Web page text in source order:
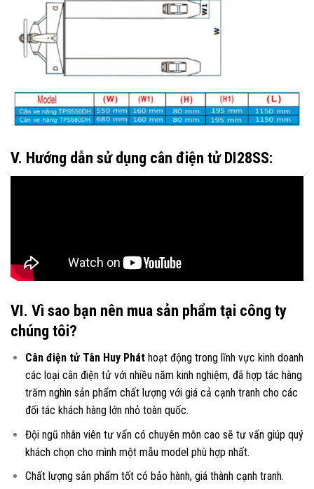
V. Hướng dẫn sử dụng cân điện tử DI28SS:
VI. Vì sao bạn nên mua sản phẩm tại công ty
chúng tôi?
Cân điện tử Tân Huy Pháthoạt động trong lĩnh vực kinh doanh
các loại cân điện tửvới nhiều năm kinh nghiệm, đã hợp tác hàng
trăm nghìn sản phẩm chất lượng với giá cả cạnh tranh cho các
đối tác khách hàng lớn nhỏ toàn quốc.
Đội ngũ nhân viên tư vấn có chuyên môn cao sẽ tư vấn giúp quý
khách chọn cho mình một mẫu model phù hợp nhất.
Chất lượng sản phẩm tốt có bảo hành, giá thành cạnh tranh.